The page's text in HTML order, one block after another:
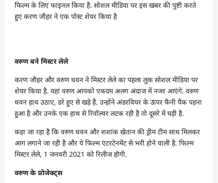
फिल्म के लिए फाइनल किया है. सोशल मीडिया पर इस खबर की पुष्टी करते
हुए करण जौहर ने एक पोस्ट शेयर किया है
वरुण बने मिस्टर लेले
करण जौहर और वरुण धवन ने मिस्टर लेले का पहला लुक सोशल मीडिया पर
शेयर किया है. यहां वरुण आपको एकदम अलग अंदाज में नजर आएंगे. वरुण
धवन हाथ उठाए, डरे हुए से खड़े हैं. उन्होंने अंडरवियर के ऊपर फैनी पैक पहना
हुआ है और उनके एक हाथ से रिवॉल्वर लटक रही है तो दूसरे में घड़ी है.
कहा जा रहा है कि वरुण धवन और शशांक खेतान की ड्रीम टीम साथ मिलकर
आग लगाने जा रही है और ये फिल्म एंटरटेनमेंट से भरी होने वाली है. फिल्म
मिस्टर लेले, 1 जनवरी 2021 को रिलीज होगी.
वरुण के प्रोजेक्ट्स